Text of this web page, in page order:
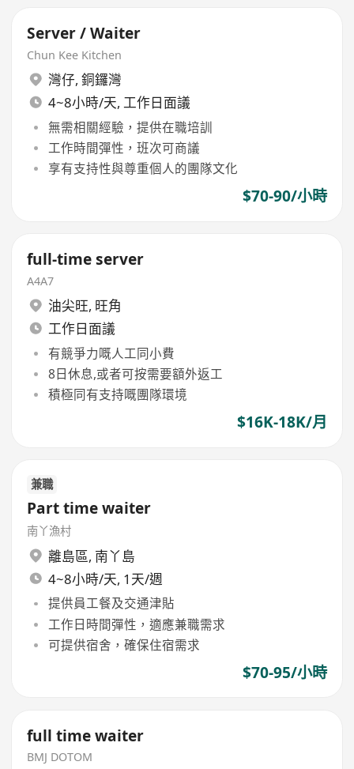
Server / Waiter
Chun Kee Kitchen
灣仔, 銅鑼灣
4~8小時/天, 工作日面議
無需相關經驗，提供在職培訓
工作時間彈性，班次可商議
享有支持性與尊重個人的團隊文化
$70-90/小時
full-time server
A4A7
油尖旺, 旺角
工作日面議
有競爭力嘅人工同小費
8日休息,或者可按需要額外返工
積極同有支持嘅團隊環境
$16K-18K/月
兼職
Part time waiter
南丫漁村
離島區, 南丫島
4~8小時/天, 1天/週
提供員工餐及交通津貼
工作日時間彈性，適應兼職需求
可提供宿舍，確保住宿需求
$70-95/小時
full time waiter
BMJ DOTOM